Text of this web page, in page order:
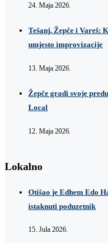
24. Maja 2026.
Tešanj, Žepče i Vareš:
umjesto improvizacije
13. Maja 2026.
Žepče gradi svoje
Local
12. Maja 2026.
Lokalno
Otišao je Edhem Edo
istaknuti poduzetnik
15. Jula 2026.